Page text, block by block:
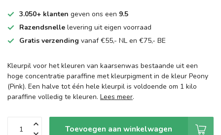
3.050+ klanten geven ons een 9.5
Razendsnelle levering uit eigen voorraad
Gratis verzending vanaf €55,- NL en €75,- BE
Kleurpil voor het kleuren van kaarsenwas bestaande uit een
hoge concentratie paraffine met kleurpigment in de kleur Peony
(Pink). Een halve tot één hele kleurpil is voldoende om 1 kilo
paraffine volledig te kleuren. Lees meer.
Toevoegen aan winkelwagen